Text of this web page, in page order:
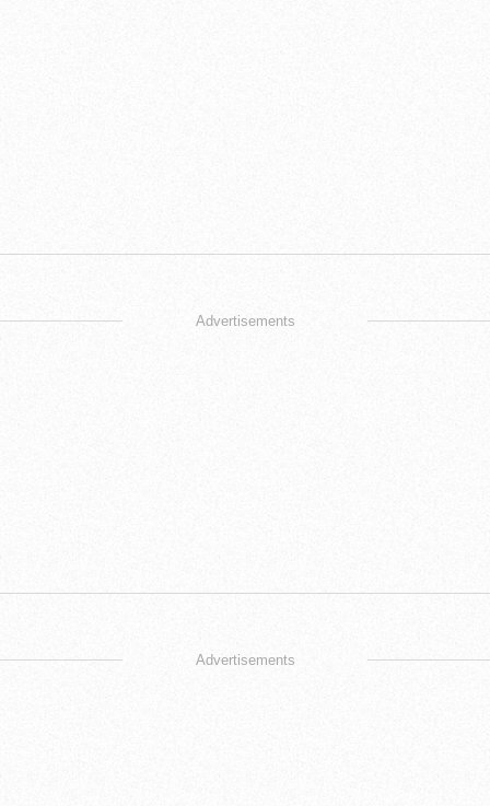
Advertisements
Advertisements